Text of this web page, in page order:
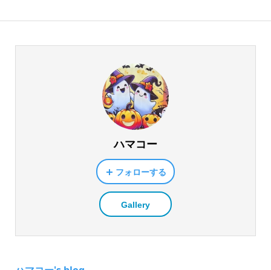
ハマコー
フォローする
Gallery